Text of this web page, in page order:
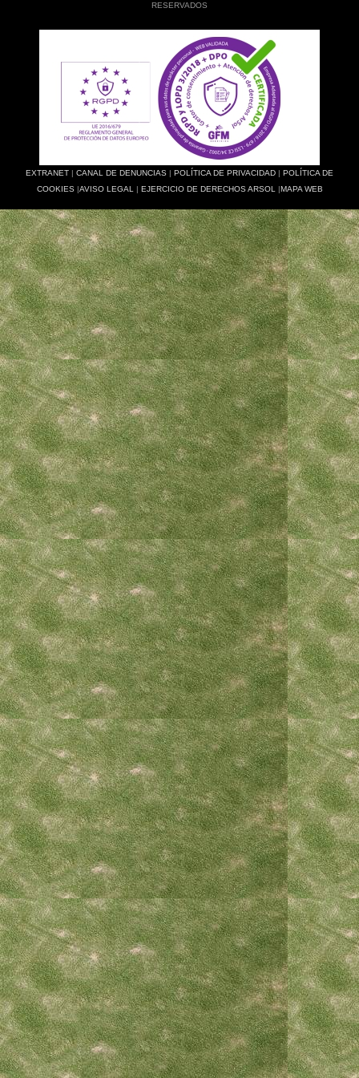
RESERVADOS
EXTRANET | CANAL DE DENUNCIAS | POLÍTICA DE PRIVACIDAD | POLÍTICA DE
COOKIES|AVISO LEGAL | EJERCICIO DE DERECHOS ARSOL |MAPA WEB